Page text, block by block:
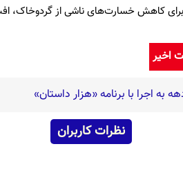
برای کاهش خسارت‌های ناشی از گردوخاک،
اخیر
نظرات کاربران